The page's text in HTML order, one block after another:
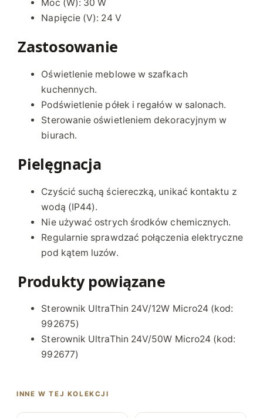
Moc (W): 30 W
Napięcie (V): 24 V
Zastosowanie
Oświetlenie meblowe w szafkach
kuchennych.
Podświetlenie półek i regałów w salonach.
Sterowanie oświetleniem dekoracyjnym w
biurach.
Pielęgnacja
Czyścić suchą ściereczką, unikać kontaktu z
wodą (IP44).
Nie używać ostrych środków chemicznych.
Regularnie sprawdzać połączenia elektryczne
pod kątem luzów.
Produkty powiązane
Sterownik UltraThin 24V/12W Micro24 (kod:
992675)
Sterownik UltraThin 24V/50W Micro24 (kod:
992677)
INNE W TEJ KOLEKCJI